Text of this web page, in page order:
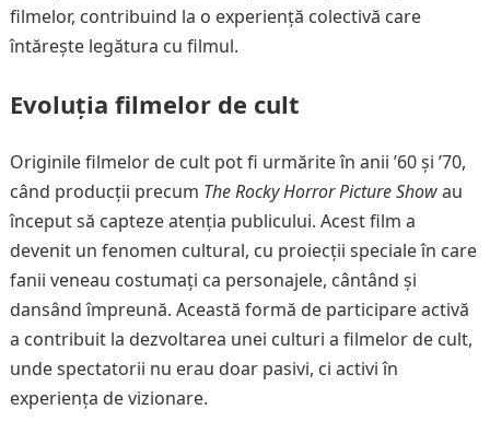
filmelor, contribuind la o experiență colectivă care
întărește legătura cu filmul.
Evoluția filmelor de cult
Originile filmelor de cult pot fi urmărite în anii ’60 și ’70,
când producții precum The Rocky Horror Picture Showau
început să capteze atenția publicului. Acest film a
devenit un fenomen cultural, cu proiecții speciale în care
fanii veneau costumați ca personajele, cântând și
dansând împreună. Această formă de participare activă
a contribuit la dezvoltarea unei culturi a filmelor de cult,
unde spectatorii nu erau doar pasivi, ci activi în
experiența de vizionare.